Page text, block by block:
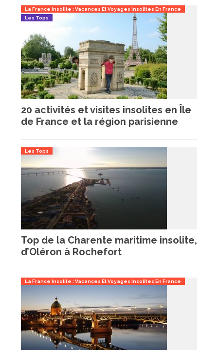
La France Insolite : Vacances Et Voyages Insolites En France
Les Tops
20 activités et visites insolites en Île
de France et la région parisienne
Les Tops
Top de la Charente maritime insolite,
d’Oléron à Rochefort
La France Insolite : Vacances Et Voyages Insolites En France